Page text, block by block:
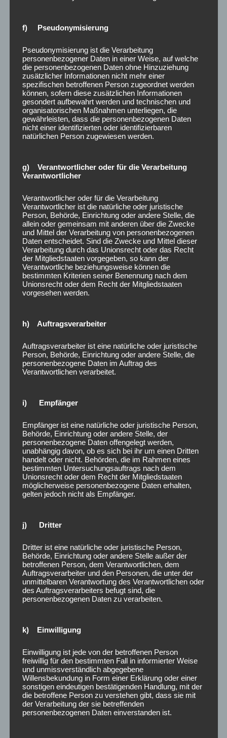
f) Pseudonymisierung
Pseudonymisierung ist die Verarbeitung
personenbezogener Daten in einer Weise, auf welche
die personenbezogenen Daten ohne Hinzuziehung
zusätzlicher Informationen nicht mehr einer
spezifischen betroffenen Person zugeordnet werden
können, sofern diese zusätzlichen Informationen
gesondert aufbewahrt werden und technischen und
organisatorischen Maßnahmen unterliegen, die
gewährleisten, dass die personenbezogenen Daten
nicht einer identifizierten oder identifizierbaren
natürlichen Person zugewiesen werden.
g) Verantwortlicher oder für die Verarbeitung
Verantwortlicher
Verantwortlicher oder für die Verarbeitung
Verantwortlicher ist die natürliche oder juristische
Person, Behörde, Einrichtung oder andere Stelle, die
allein oder gemeinsam mit anderen über die Zwecke
und Mittel der Verarbeitung von personenbezogenen
Daten entscheidet. Sind die Zwecke und Mittel dieser
Verarbeitung durch das Unionsrecht oder das Recht
der Mitgliedstaaten vorgegeben, so kann der
Verantwortliche beziehungsweise können die
bestimmten Kriterien seiner Benennung nach dem
Unionsrecht oder dem Recht der Mitgliedstaaten
vorgesehen werden.
h) Auftragsverarbeiter
Auftragsverarbeiter ist eine natürliche oder juristische
Person, Behörde, Einrichtung oder andere Stelle, die
personenbezogene Daten im Auftrag des
Verantwortlichen verarbeitet.
i) Empfänger
Empfänger ist eine natürliche oder juristische Person,
Behörde, Einrichtung oder andere Stelle, der
personenbezogene Daten offengelegt werden,
unabhängig davon, ob es sich bei ihr um einen Dritten
handelt oder nicht. Behörden, die im Rahmen eines
bestimmten Untersuchungsauftrags nach dem
Unionsrecht oder dem Recht der Mitgliedstaaten
möglicherweise personenbezogene Daten erhalten,
gelten jedoch nicht als Empfänger.
j) Dritter
Dritter ist eine natürliche oder juristische Person,
Behörde, Einrichtung oder andere Stelle außer der
betroffenen Person, dem Verantwortlichen, dem
Auftragsverarbeiter und den Personen, die unter der
unmittelbaren Verantwortung des Verantwortlichen oder
des Auftragsverarbeiters befugt sind, die
personenbezogenen Daten zu verarbeiten.
k) Einwilligung
Einwilligung ist jede von der betroffenen Person
freiwillig für den bestimmten Fall in informierter Weise
und unmissverständlich abgegebene
Willensbekundung in Form einer Erklärung oder einer
sonstigen eindeutigen bestätigenden Handlung, mit der
die betroffene Person zu verstehen gibt, dass sie mit
der Verarbeitung der sie betreffenden
personenbezogenen Daten einverstanden ist.